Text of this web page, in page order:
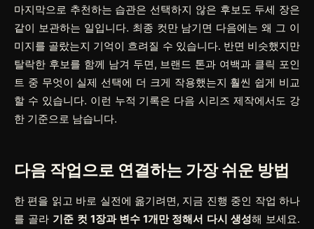
마지막으로 추천하는 습관은 선택하지 않은 후보도 두세 장은
같이 보관하는 일입니다. 최종 컷만 남기면 다음에는 왜 그 이
미지를 골랐는지 기억이 흐려질 수 있습니다. 반면 비슷했지만
탈락한 후보를 함께 남겨 두면, 브랜드 톤과 여백과 클릭 포인
트 중 무엇이 실제 선택에 더 크게 작용했는지 훨씬 쉽게 비교
할 수 있습니다. 이런 누적 기록은 다음 시리즈 제작에서도 강
한 기준으로 남습니다.
다음 작업으로 연결하는 가장 쉬운 방법
한 편을 읽고 바로 실전에 옮기려면, 지금 진행 중인 작업 하나
를 골라 기준 컷 1장과 변수 1개만 정해서 다시 생성해 보세요.